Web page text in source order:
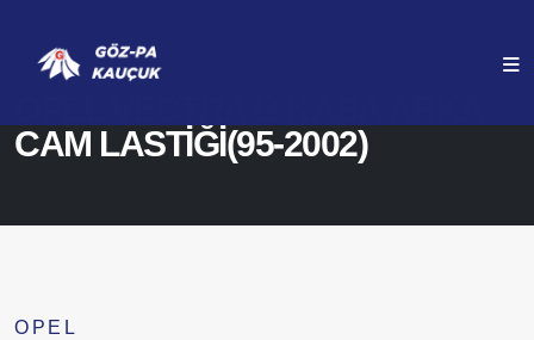
CAM LASTİĞİ(95-2002)
ANASAYFA ÜRÜNLERIMIZ
OPEL